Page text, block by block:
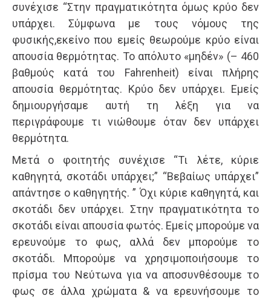
συνέχισε “Στην πραγματικότητα όμως κρύο δεν
υπάρχει. Σύμφωνα με τους νόμους της
φυσικής,εκείνο που εμείς θεωρούμε κρύο είναι
απουσία θερμότητας. Το απόλυτο «μηδέν» (– 460
βαθμούς κατά του Fahrenheit) είναι πλήρης
απουσία θερμότητας. Κρύο δεν υπάρχει. Εμείς
δημιουργήσαμε αυτή τη λέξη για να
περιγράφουμε τι νιώθουμε όταν δεν υπάρχει
θερμότητα.
Μετά ο φοιτητής συνέχισε “Τι λέτε, κύριε
καθηγητά, σκοτάδι υπάρχει;” “Βεβαίως υπάρχει”
απάντησε ο καθηγητής. ” Όχι κύριε καθηγητά, και
σκοτάδι δεν υπάρχει. Στην πραγματικότητα το
σκοτάδι είναι απουσία φωτός. Εμείς μπορούμε να
ερευνούμε το φως, αλλά δεν μπορούμε το
σκοτάδι. Μπορούμε να χρησιμοποιήσουμε τo
πρίσμα του Νεύτωνα για να αποσυνθέσουμε το
φως σε άλλα χρώματα & να ερευνήσουμε το